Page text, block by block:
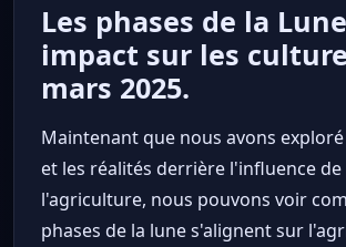
Les phases de la
impact sur les
mars 2025.
Maintenant que nous avons
et les réalités derrière l'influence
l'agriculture, nous pouvons voir
phases de la lune s'alignent sur